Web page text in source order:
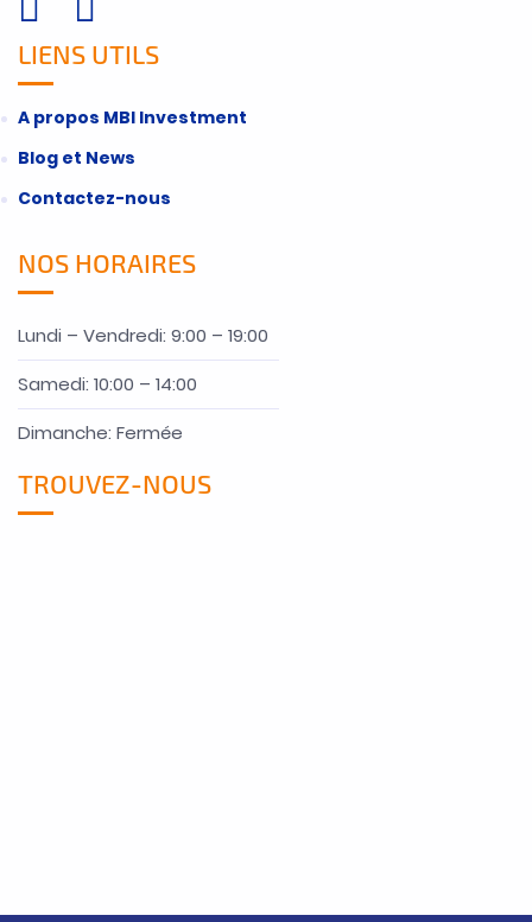
LIENS UTILS
A propos MBI Investment
Blog et News
Contactez-nous
NOS HORAIRES
Lundi – Vendredi: 9:00 – 19:00
Samedi: 10:00 – 14:00
Dimanche: Fermée
TROUVEZ-NOUS